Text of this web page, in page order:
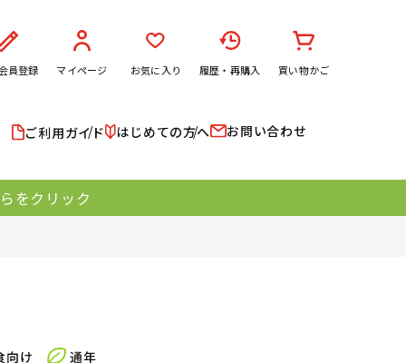
員登録 マイページ お気に入り 履歴・再購入 買い物かご
ご利用ガイド はじめての方へ お問い合わせ
をクリック